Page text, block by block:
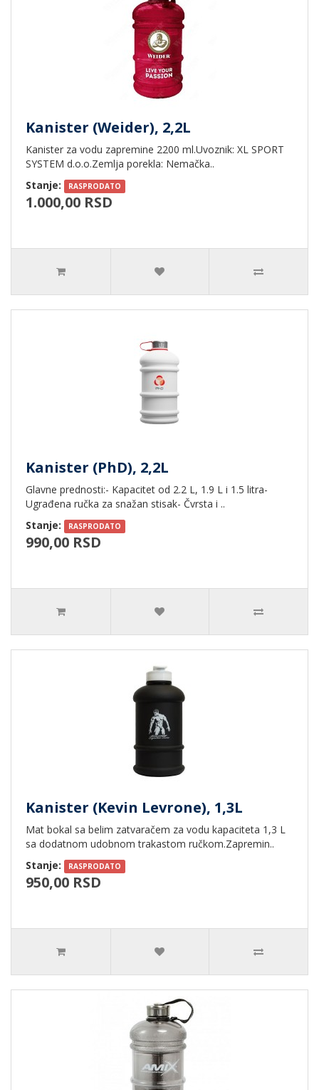
Kanister (Weider), 2,2L
Kanister za vodu zapremine 2200 ml.Uvoznik: XL SPORT
SYSTEM d.o.o.Zemlja porekla: Nemačka..
Stanje:
RASPRODATO
1.000,00 RSD
Kanister (PhD), 2,2L
Glavne prednosti:- Kapacitet od 2.2 L, 1.9 L i 1.5 litra-
Ugrađena ručka za snažan stisak- Čvrsta i ..
Stanje:
RASPRODATO
990,00 RSD
Kanister (Kevin Levrone), 1,3L
Mat bokal sa belim zatvaračem za vodu kapaciteta 1,3 L
sa dodatnom udobnom trakastom ručkom.Zapremin..
Stanje:
RASPRODATO
950,00 RSD